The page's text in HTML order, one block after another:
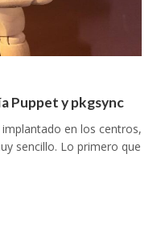
Puppet y pkgsync
en los centros,
sencillo. Lo primero que